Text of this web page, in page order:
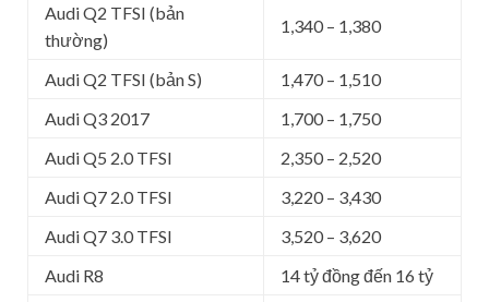
Audi Q2 TFSI (bản
thường)
1,340 – 1,380
Audi Q2 TFSI (bản S)
1,470 – 1,510
Audi Q3 2017
1,700 – 1,750
Audi Q5 2.0 TFSI
2,350 – 2,520
Audi Q7 2.0 TFSI
3,220 – 3,430
Audi Q7 3.0 TFSI
3,520 – 3,620
Audi R8
14 tỷ đồng đến 16 tỷ